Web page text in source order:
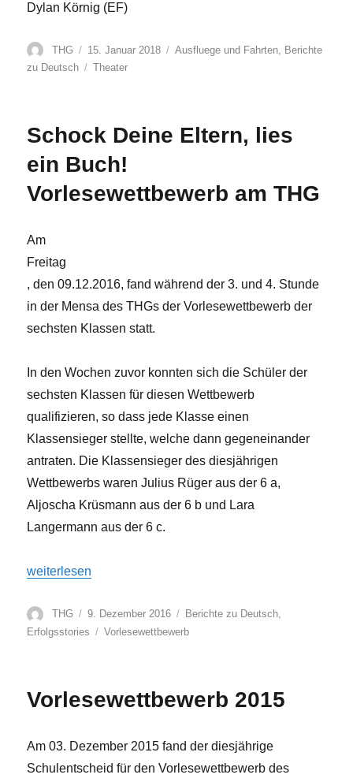
Dylan Körnig (EF)
Autor
THG
Veröffentlicht
am
15. Januar 2018 Kategorien
Ausfluege und Fahrten, Berichte
zu Deutsch
Schlagwörter
Theater
Schock Deine Eltern, lies
ein Buch!
Vorlesewettbewerb am THG
Am
Freitag
, den 09.12.2016, fand während der 3. und 4. Stunde
in der Mensa des THGs der Vorlesewettbewerb der
sechsten Klassen statt.
In den Wochen zuvor konnten sich die Schüler der
sechsten Klassen für diesen Wettbewerb
qualifizieren, so dass jede Klasse einen
Klassensieger stellte, welche dann gegeneinander
antraten. Die Klassensieger des diesjährigen
Wettbewerbs waren Julius Rüger aus der 6 a,
Aljoscha Krüsmann aus der 6 b und Lara
Langermann aus der 6 c.
„Schock Deine Eltern, lies ein Buch! Vorlesewettbewerb
weiterlesen
Autor
THG
Veröffentlicht
am
9. Dezember 2016 Kategorien
Berichte zu Deutsch,
Erfolgsstories
Schlagwörter
Vorlesewettbewerb
Vorlesewettbewerb 2015
Am 03. Dezember 2015 fand der diesjährige
Schulentscheid für den Vorlesewettbewerb des